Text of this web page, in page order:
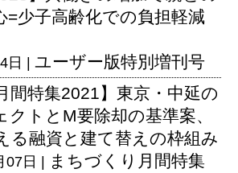
=少子高齢化での負担軽減
日 | ユーザー版特別増刊号
間特集2021】東京・中延の
トとM要除却の基準案、
る融資と建て替えの枠組み
07日 | まちづくり月間特集